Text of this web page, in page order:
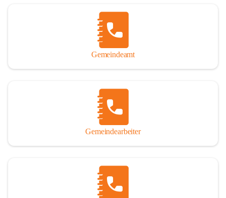
Ausführlichkeit behandelt erscheinen, oder auch der eine oder
andere Fehler unterlief. Die Autoren haben nach ihren
individuellen Möglichkeiten mit bestem Wissen und Gewissen
Andreas Rohatsch wurde auf das System der Fußnoten verzichtet.
Wo eine genaue Quellenangabe sinnvoll und notwendig erschien,
sind die entsprechenden Quellenhinweise in den fließenden Text
eingearbeitet. Der leichteren Lesbarkeit halber ist auch von einer
streng gendergerechten Ausdrucksform Abstand genommen
So darf ich Sie zu einer interessanten, vergnüglichen und
manchmal auch nachdenklich machenden Zeitreise durch die
Gemeindeamt
Gemeindearbeiter